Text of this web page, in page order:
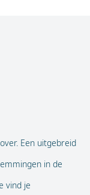
Een uitgebreid
in de
vind je